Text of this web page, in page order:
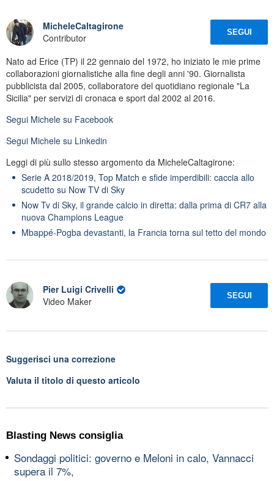
MicheleCaltagirone
Contributor
SEGUI
Nato ad Erice (TP) il 22 gennaio del 1972, ho iniziato le mie prime
collaborazioni giornalistiche alla fine degli anni '90. Giornalista
pubblicista dal 2005, collaboratore del quotidiano regionale "La
Sicilia" per servizi di cronaca e sport dal 2002 al 2016.
Segui Michele su Facebook
Segui Michele su Linkedin
Leggi di più sullo stesso argomento da MicheleCaltagirone:
Serie A 2018/2019, Top Match e sfide imperdibili: caccia allo
scudetto su Now TV di Sky
Now Tv di Sky, il grande calcio in diretta: dalla prima di CR7 alla
nuova Champions League
Mbappé-Pogba devastanti, la Francia torna sul tetto del mondo
Pier Luigi Crivelli
Video Maker
SEGUI
Suggerisci una correzione
Valuta il titolo di questo articolo
Blasting News consiglia
Sondaggi politici: governo e Meloni in calo, Vannacci
supera il 7%,